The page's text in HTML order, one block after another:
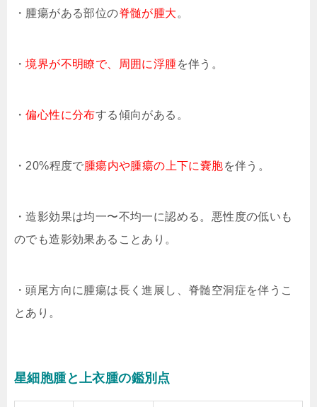
・腫瘍がある部位の脊髄が腫大 。
・境界が不明瞭で、周囲に浮腫を伴う。
・偏心性に分布する傾向がある。
・20%程度で腫瘍内や腫瘍の上下に嚢胞を伴う。
・造影効果は均一〜不均一に認める。悪性度の低いも
のでも造影効果あることあり。
・頭尾方向に腫瘍は長く進展し、脊髄空洞症を伴うこ
とあり。
星細胞腫と上衣腫の鑑別点